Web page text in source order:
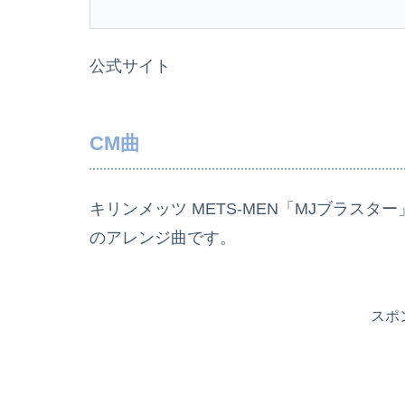
公式サイト
CM曲
キリンメッツ METS-MEN「MJブラスター
のアレンジ曲です。
スポ